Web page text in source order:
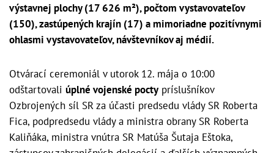
výstavnej plochy (17 626 m²), počtom vystavovateľov
(150), zastúpených krajín (17) a mimoriadne pozitívnymi
ohlasmi vystavovateľov, návštevníkov aj médií.
Otvárací ceremoniál v utorok 12. mája o 10:00
odštartovali úplné vojenské poctypríslušníkov
Ozbrojených síl SR za účasti predsedu vlády SR Roberta
Fica, podpredsedu vlády a ministra obrany SR Roberta
Kaliňáka, ministra vnútra SR Matúša Šutaja Eštoka,